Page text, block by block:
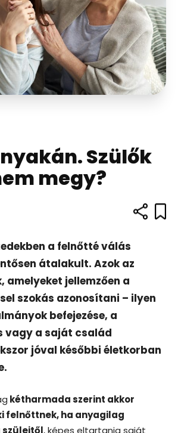
Szülők
megy?
a felnőtté válás
átalakult. Azok az
amelyeket jellemzően a
szokás azonosítani – ilyen
befejezése, a
vagy a saját család
jóval későbbi életkorban
kétharmada szerint akkor
felnőttnek, ha anyagilag
, képes eltartania saját